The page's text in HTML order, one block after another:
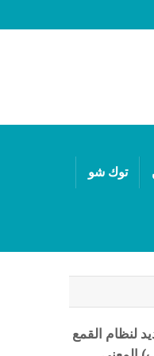
توك شو
لنظام القمع